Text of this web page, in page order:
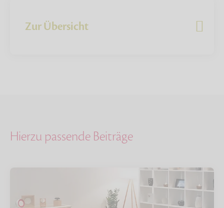
Zur Übersicht
Hierzu passende Beiträge